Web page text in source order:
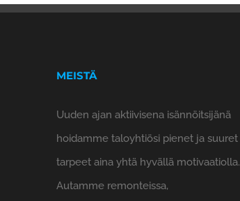
MEISTÄ
Uuden ajan aktiivisena isännöitsijänä
hoidamme taloyhtiösi pienet ja suuret
tarpeet aina yhtä hyvällä motivaatiolla.
Autamme remonteissa,